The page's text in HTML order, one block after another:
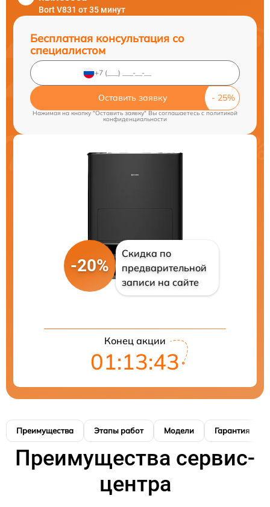
Bort V831 от 35 минут
Бесплатная консультация со
специалистом
Оставить заявку
Нажимая на кнопку "Оставить заявку" Вы соглашаетесь cполитикой
конфиденциальности
-20%
Скидка по
предварительной
записи на сайте
Конец акции
01:13:42
Преимущества Этапы работ Модели Гарантия
Преимущества сервис-
центра